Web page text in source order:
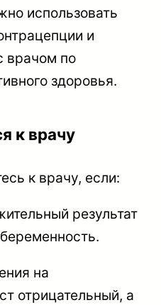
использовать
и
врачом по
здоровья.
к врачу
к врачу, если:
результат
на
отрицательный, а